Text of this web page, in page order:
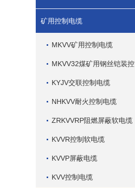
矿用控制电缆
MKVV矿用控制电缆
MKVV32煤矿用钢丝铠装控
KYJV交联控制电缆
NHKVV耐火控制电缆
ZRKVVRP阻燃屏蔽软电缆
KVVR控制软电缆
KVVP屏蔽电缆
KVV控制电缆